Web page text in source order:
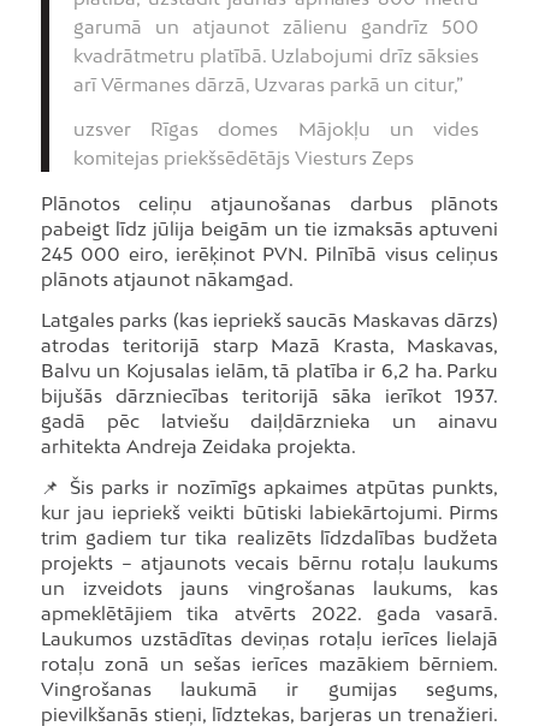
garumā un atjaunot zālienu gandrīz 500
kvadrātmetru platībā. Uzlabojumi drīz sāksies
arī Vērmanes dārzā, Uzvaras parkā un citur,”
uzsver Rīgas domes Mājokļu un vides
komitejas priekšsēdētājs Viesturs Zeps
Plānotos celiņu atjaunošanas darbus plānots
pabeigt līdz jūlija beigām un tie izmaksās aptuveni
245 000 eiro, ierēķinot PVN. Pilnībā visus celiņus
plānots atjaunot nākamgad.
Latgales parks (kas iepriekš saucās Maskavas dārzs)
atrodas teritorijā starp Mazā Krasta, Maskavas,
Balvu un Kojusalas ielām, tā platība ir 6,2 ha. Parku
bijušās dārzniecības teritorijā sāka ierīkot 1937.
gadā pēc latviešu daiļdārznieka un ainavu
arhitekta Andreja Zeidaka projekta.
📌 Šis parks ir nozīmīgs apkaimes atpūtas punkts,
kur jau iepriekš veikti būtiski labiekārtojumi. Pirms
trim gadiem tur tika realizēts līdzdalības budžeta
projekts – atjaunots vecais bērnu rotaļu laukums
un izveidots jauns vingrošanas laukums, kas
apmeklētājiem tika atvērts 2022. gada vasarā.
Laukumos uzstādītas deviņas rotaļu ierīces lielajā
rotaļu zonā un sešas ierīces mazākiem bērniem.
Vingrošanas laukumā ir gumijas segums,
pievilkšanās stieņi, līdztekas, barjeras un trenažieri.